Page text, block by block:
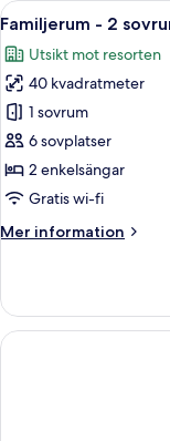
Öppna
alla
foton
för
Familjerum
-
2
sovrum
4
Familjerum - 2
Utsikt mot resorten
40 kvadratmeter
1 sovrum
6 sovplatser
2 enkelsängar
Gratis wi-fi
Mer information
Mer
-
sovrum